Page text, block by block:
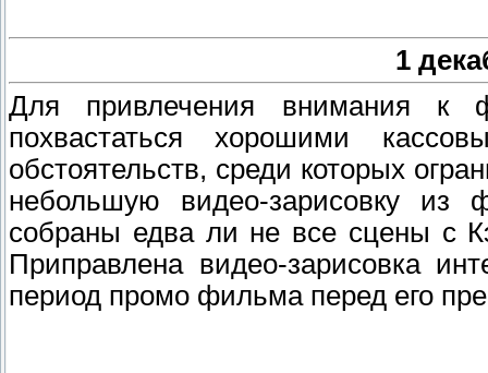
1
Для привлечения внимания к
похвастаться хорошими
обстоятельств, среди которых
небольшую видео-зарисовку из
собраны едва ли не все сцены с
Приправлена видео-зарисовка
период промо фильма перед его